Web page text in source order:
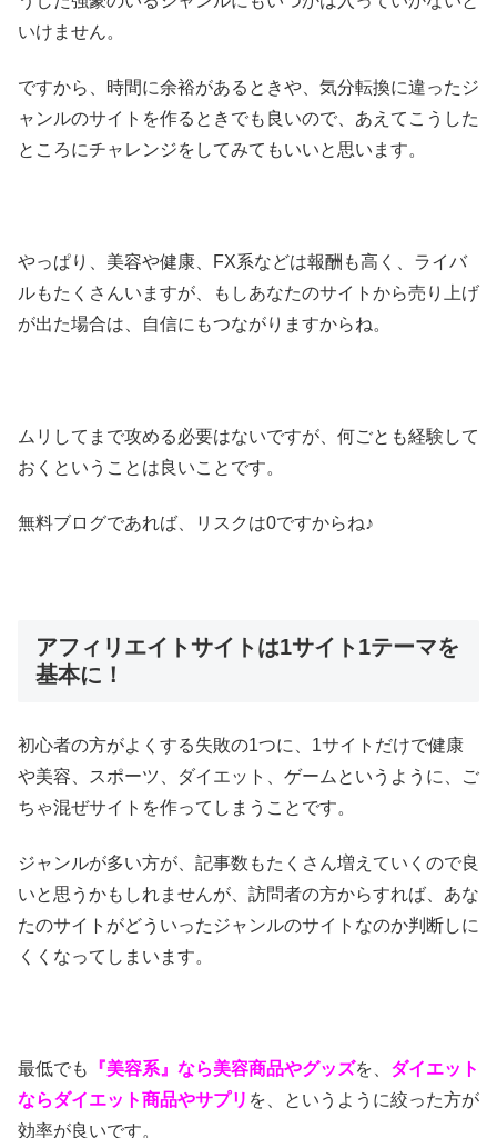
いけません。
ですから、時間に余裕があるときや、気分転換に違ったジ
ャンルのサイトを作るときでも良いので、あえてこうした
ところにチャレンジをしてみてもいいと思います。
やっぱり、美容や健康、FX系などは報酬も高く、ライバ
ルもたくさんいますが、もしあなたのサイトから売り上げ
が出た場合は、自信にもつながりますからね。
ムリしてまで攻める必要はないですが、何ごとも経験して
おくということは良いことです。
無料ブログであれば、リスクは0ですからね♪
アフィリエイトサイトは1サイト1テーマを
基本に！
初心者の方がよくする失敗の1つに、1サイトだけで健康
や美容、スポーツ、ダイエット、ゲームというように、ご
ちゃ混ぜサイトを作ってしまうことです。
ジャンルが多い方が、記事数もたくさん増えていくので良
いと思うかもしれませんが、訪問者の方からすれば、あな
たのサイトがどういったジャンルのサイトなのか判断しに
くくなってしまいます。
最低でも 『美容系』なら美容商品やグッズを、 ダイエット
ならダイエット商品やサプリ を、というように絞った方が
効率が良いです。